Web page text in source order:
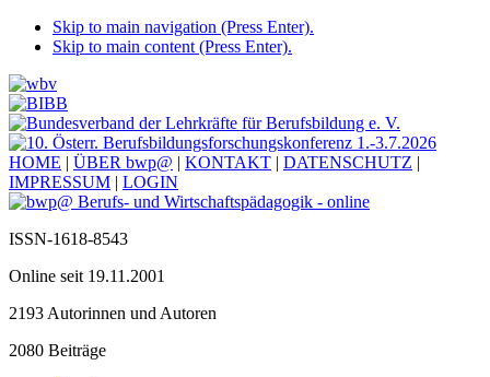
Skip to main navigation (Press Enter).
Skip to main content (Press Enter).
HOME | ÜBER bwp@ | KONTAKT | DATENSCHUTZ |
IMPRESSUM | LOGIN
ISSN-1618-8543
Online seit 19.11.2001
2193 Autorinnen und Autoren
2080 Beiträge